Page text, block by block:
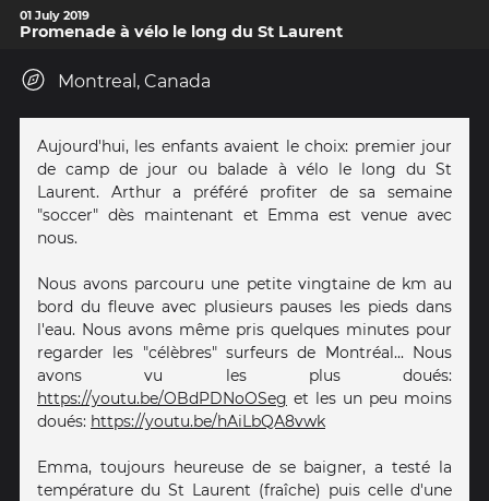
01 July 2019
Promenade à vélo le long du St Laurent
Montreal, Canada
Aujourd'hui, les enfants avaient le choix: premier jour
de camp de jour ou balade à vélo le long du St
Laurent. Arthur a préféré profiter de sa semaine
"soccer" dès maintenant et Emma est venue avec
nous.
Nous avons parcouru une petite vingtaine de km au
bord du fleuve avec plusieurs pauses les pieds dans
l'eau. Nous avons même pris quelques minutes pour
regarder les "célèbres" surfeurs de Montréal... Nous
avons vu les plus doués:
https://youtu.be/OBdPDNoOSeg et les un peu moins
doués: https://youtu.be/hAiLbQA8vwk
Emma, toujours heureuse de se baigner, a testé la
température du St Laurent (fraîche) puis celle d'une